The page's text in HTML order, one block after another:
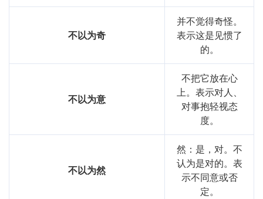
不以为奇
并不觉得奇怪。
表示这是见惯了
的。
不以为意
不把它放在心
上。表示对人、
对事抱轻视态
度。
不以为然
然：是，对。不
认为是对的。表
示不同意或否
定。